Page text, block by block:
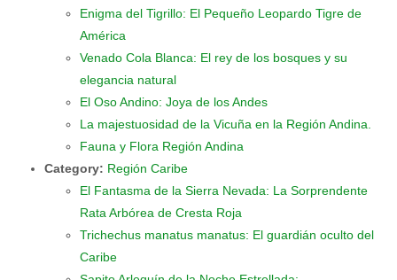
Enigma del Tigrillo: El Pequeño Leopardo Tigre de
América
Venado Cola Blanca: El rey de los bosques y su
elegancia natural
El Oso Andino: Joya de los Andes
La majestuosidad de la Vicuña en la Región Andina.
Fauna y Flora Región Andina
Category: Región Caribe
El Fantasma de la Sierra Nevada: La Sorprendente
Rata Arbórea de Cresta Roja
Trichechus manatus manatus: El guardián oculto del
Caribe